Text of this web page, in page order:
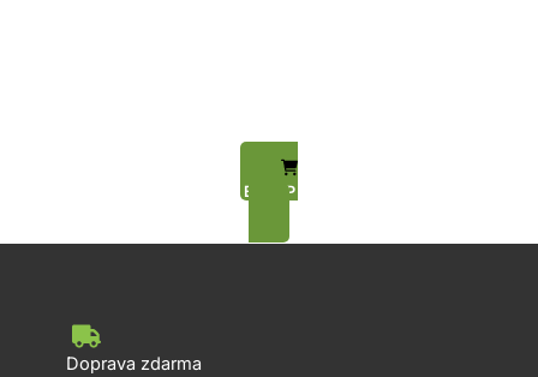
ESHOP
Doprava zdarma